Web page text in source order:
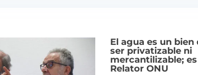
El agua es un bien
ser privatizable ni
mercantilizable;
Relator ONU